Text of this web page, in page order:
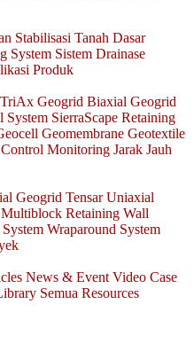
Stabilisasi Tanah Dasar
System Sistem Drainase
Produk
Geogrid Biaxial Geogrid
System SierraScape Retaining
Geomembrane Geotextile
Monitoring Jarak Jauh
Geogrid Tensar Uniaxial
Multiblock Retaining Wall
Wraparound System
News & Event Video Case
Semua Resources